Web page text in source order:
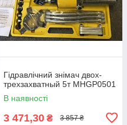
Гідравлічний знімач двох-
трехзахватный 5т MHGP0501
В наявності
3 471,30 ₴ 3 857 ₴